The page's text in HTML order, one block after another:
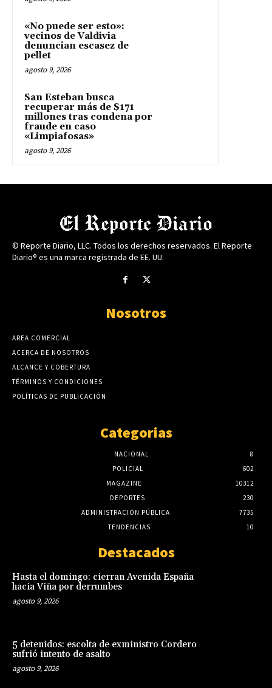
«No puede ser esto»:
vecinos de Valdivia
denuncian escasez de
pellet
agosto 9, 2026
San Esteban busca
recuperar más de $171
millones tras condena por
fraude en caso
«Limpiafosas»
agosto 9, 2026
© Reporte Diario, LLC. Todos los derechos reservados. El Reporte
Diario® es una marca registrada de EE. UU.
Nosotros
AREA COMERCIAL
ACERCA DE NOSOTROS
ALCANCE Y COBERTURA
TÉRMINOS Y CONDICIONES
POLÍTICAS DE PUBLICACIÓN
Categorias
NACIONAL
8
POLICIAL
602
MAGAZINE
10312
DEPORTES
230
ADMINISTRACIÓN PÚBLICA
7735
TENDENCIAS
10
Destacados
Hasta el domingo: cierran Avenida España
hacia Viña por derrumbes
agosto 9, 2026
5 detenidos: escolta de exministro Cordero
sufrió intento de asalto
agosto 9, 2026